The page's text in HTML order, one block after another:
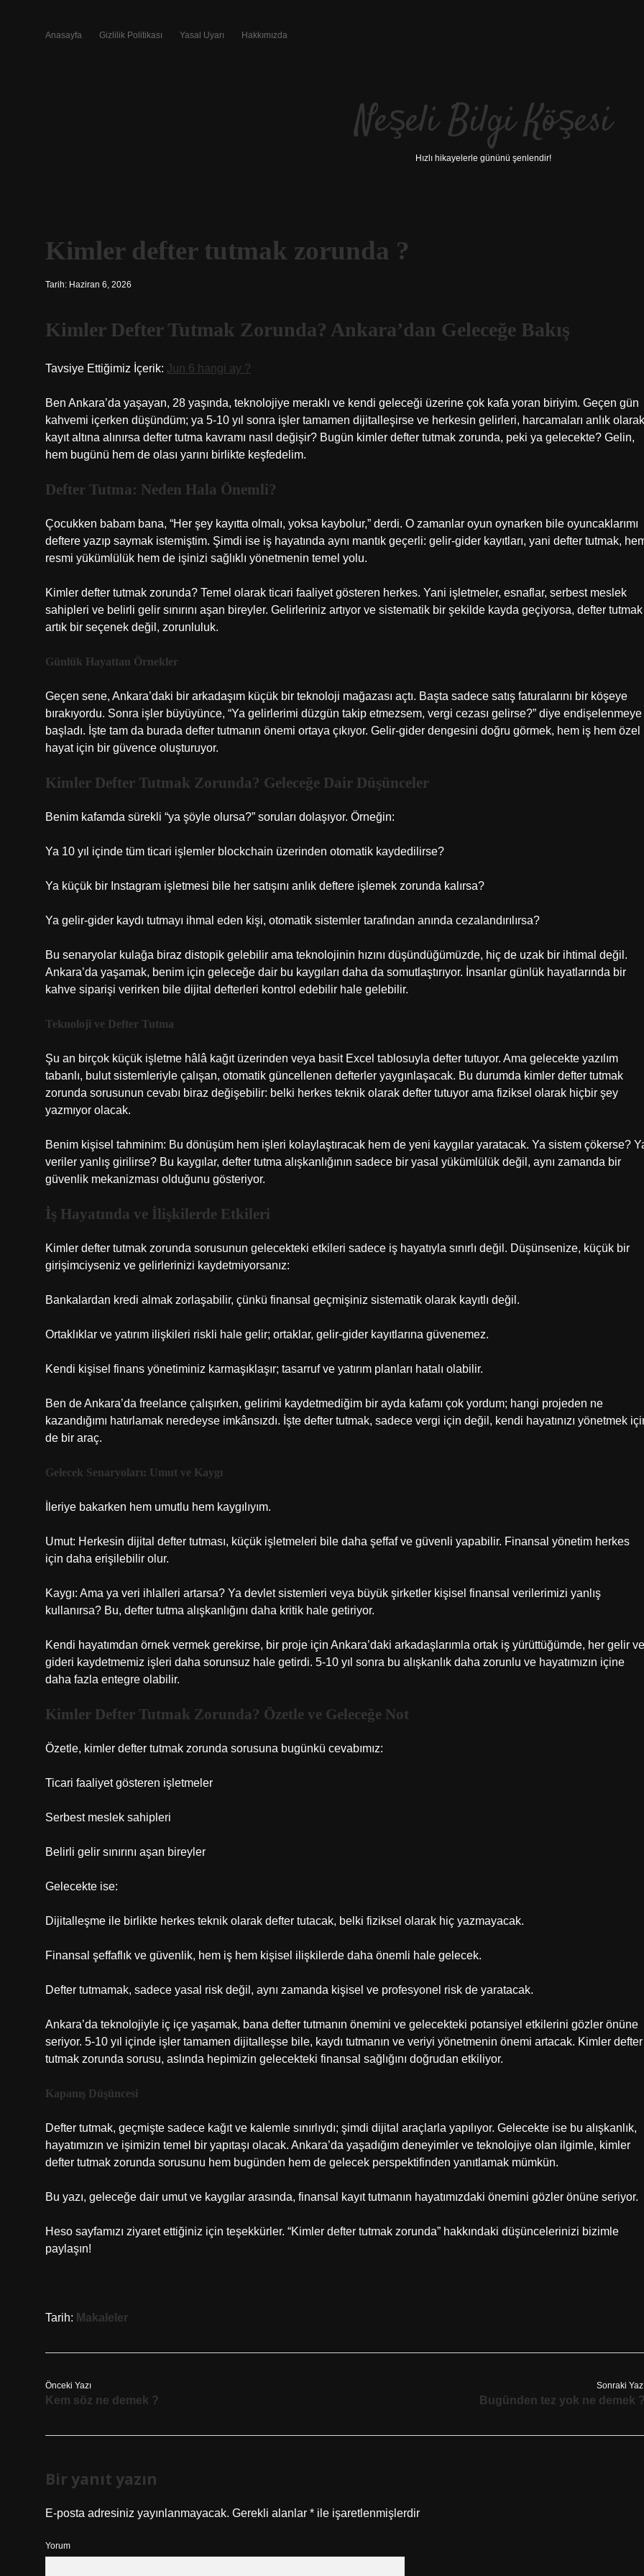
Anasayfa Gizlilik Politikası Yasal Uyarı Hakkımızda
Neşeli Bilgi Köşesi
Hızlı hikayelerle gününü şenlendir!
Kimler defter tutmak zorunda ?
Tarih: Haziran 6, 2026
Kimler Defter Tutmak Zorunda? Ankara’dan Geleceğe Bakış
Tavsiye Ettiğimiz İçerik: Jun 6 hangi ay ?
Ben Ankara’da yaşayan, 28 yaşında, teknolojiye meraklı ve kendi geleceği üzerine çok kafa yoran biriyim. Geçen gün
kahvemi içerken düşündüm; ya 5-10 yıl sonra işler tamamen dijitalleşirse ve herkesin gelirleri, harcamaları anlık olarak
kayıt altına alınırsa defter tutma kavramı nasıl değişir? Bugün kimler defter tutmak zorunda, peki ya gelecekte? Gelin,
hem bugünü hem de olası yarını birlikte keşfedelim.
Defter Tutma: Neden Hala Önemli?
Çocukken babam bana, “Her şey kayıtta olmalı, yoksa kaybolur,” derdi. O zamanlar oyun oynarken bile oyuncaklarımı
deftere yazıp saymak istemiştim. Şimdi ise iş hayatında aynı mantık geçerli: gelir-gider kayıtları, yani defter tutmak,
resmi yükümlülük hem de işinizi sağlıklı yönetmenin temel yolu.
Kimler defter tutmak zorunda? Temel olarak ticari faaliyet gösteren herkes. Yani işletmeler, esnaflar, serbest meslek
sahipleri ve belirli gelir sınırını aşan bireyler. Gelirleriniz artıyor ve sistematik bir şekilde kayda geçiyorsa, defter tutmak
artık bir seçenek değil, zorunluluk.
Günlük Hayattan Örnekler
Geçen sene, Ankara’daki bir arkadaşım küçük bir teknoloji mağazası açtı. Başta sadece satış faturalarını bir köşeye
bırakıyordu. Sonra işler büyüyünce, “Ya gelirlerimi düzgün takip etmezsem, vergi cezası gelirse?” diye endişelenmeye
başladı. İşte tam da burada defter tutmanın önemi ortaya çıkıyor. Gelir-gider dengesini doğru görmek, hem iş hem özel
hayat için bir güvence oluşturuyor.
Kimler Defter Tutmak Zorunda? Geleceğe Dair Düşünceler
Benim kafamda sürekli “ya şöyle olursa?” soruları dolaşıyor. Örneğin:
Ya 10 yıl içinde tüm ticari işlemler blockchain üzerinden otomatik kaydedilirse?
Ya küçük bir Instagram işletmesi bile her satışını anlık deftere işlemek zorunda kalırsa?
Ya gelir-gider kaydı tutmayı ihmal eden kişi, otomatik sistemler tarafından anında cezalandırılırsa?
Bu senaryolar kulağa biraz distopik gelebilir ama teknolojinin hızını düşündüğümüzde, hiç de uzak bir ihtimal değil.
Ankara’da yaşamak, benim için geleceğe dair bu kaygıları daha da somutlaştırıyor. İnsanlar günlük hayatlarında bir
kahve siparişi verirken bile dijital defterleri kontrol edebilir hale gelebilir.
Teknoloji ve Defter Tutma
Şu an birçok küçük işletme hâlâ kağıt üzerinden veya basit Excel tablosuyla defter tutuyor. Ama gelecekte yazılım
tabanlı, bulut sistemleriyle çalışan, otomatik güncellenen defterler yaygınlaşacak. Bu durumda kimler defter tutmak
zorunda sorusunun cevabı biraz değişebilir: belki herkes teknik olarak defter tutuyor ama fiziksel olarak hiçbir şey
yazmıyor olacak.
Benim kişisel tahminim: Bu dönüşüm hem işleri kolaylaştıracak hem de yeni kaygılar yaratacak. Ya sistem çökerse?
veriler yanlış girilirse? Bu kaygılar, defter tutma alışkanlığının sadece bir yasal yükümlülük değil, aynı zamanda bir
güvenlik mekanizması olduğunu gösteriyor.
İş Hayatında ve İlişkilerde Etkileri
Kimler defter tutmak zorunda sorusunun gelecekteki etkileri sadece iş hayatıyla sınırlı değil. Düşünsenize, küçük bir
girişimciyseniz ve gelirlerinizi kaydetmiyorsanız:
Bankalardan kredi almak zorlaşabilir, çünkü finansal geçmişiniz sistematik olarak kayıtlı değil.
Ortaklıklar ve yatırım ilişkileri riskli hale gelir; ortaklar, gelir-gider kayıtlarına güvenemez.
Kendi kişisel finans yönetiminiz karmaşıklaşır; tasarruf ve yatırım planları hatalı olabilir.
Ben de Ankara’da freelance çalışırken, gelirimi kaydetmediğim bir ayda kafamı çok yordum; hangi projeden ne
kazandığımı hatırlamak neredeyse imkânsızdı. İşte defter tutmak, sadece vergi için değil, kendi hayatınızı yönetmek
de bir araç.
Gelecek Senaryoları: Umut ve Kaygı
İleriye bakarken hem umutlu hem kaygılıyım.
Umut: Herkesin dijital defter tutması, küçük işletmeleri bile daha şeffaf ve güvenli yapabilir. Finansal yönetim herkes
için daha erişilebilir olur.
Kaygı: Ama ya veri ihlalleri artarsa? Ya devlet sistemleri veya büyük şirketler kişisel finansal verilerimizi yanlış
kullanırsa? Bu, defter tutma alışkanlığını daha kritik hale getiriyor.
Kendi hayatımdan örnek vermek gerekirse, bir proje için Ankara’daki arkadaşlarımla ortak iş yürüttüğümde, her gelir ve
gideri kaydetmemiz işleri daha sorunsuz hale getirdi. 5-10 yıl sonra bu alışkanlık daha zorunlu ve hayatımızın içine
daha fazla entegre olabilir.
Kimler Defter Tutmak Zorunda? Özetle ve Geleceğe Not
Özetle, kimler defter tutmak zorunda sorusuna bugünkü cevabımız:
Ticari faaliyet gösteren işletmeler
Serbest meslek sahipleri
Belirli gelir sınırını aşan bireyler
Gelecekte ise:
Dijitalleşme ile birlikte herkes teknik olarak defter tutacak, belki fiziksel olarak hiç yazmayacak.
Finansal şeffaflık ve güvenlik, hem iş hem kişisel ilişkilerde daha önemli hale gelecek.
Defter tutmamak, sadece yasal risk değil, aynı zamanda kişisel ve profesyonel risk de yaratacak.
Ankara’da teknolojiyle iç içe yaşamak, bana defter tutmanın önemini ve gelecekteki potansiyel etkilerini gözler önüne
seriyor. 5-10 yıl içinde işler tamamen dijitalleşse bile, kaydı tutmanın ve veriyi yönetmenin önemi artacak. Kimler defter
tutmak zorunda sorusu, aslında hepimizin gelecekteki finansal sağlığını doğrudan etkiliyor.
Kapanış Düşüncesi
Defter tutmak, geçmişte sadece kağıt ve kalemle sınırlıydı; şimdi dijital araçlarla yapılıyor. Gelecekte ise bu alışkanlık,
hayatımızın ve işimizin temel bir yapıtaşı olacak. Ankara’da yaşadığım deneyimler ve teknolojiye olan ilgimle, kimler
defter tutmak zorunda sorusunu hem bugünden hem de gelecek perspektifinden yanıtlamak mümkün.
Bu yazı, geleceğe dair umut ve kaygılar arasında, finansal kayıt tutmanın hayatımızdaki önemini gözler önüne seriyor.
Heso sayfamızı ziyaret ettiğiniz için teşekkürler. “Kimler defter tutmak zorunda” hakkındaki düşüncelerinizi bizimle
paylaşın!
Tarih: Makaleler
Önceki Yazı
Kem söz ne demek ?
Sonraki
Bugünden tez yok ne demek
Bir yanıt yazın
E-posta adresiniz yayınlanmayacak. Gerekli alanlar * ile işaretlenmişlerdir
Yorum